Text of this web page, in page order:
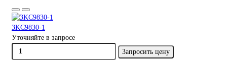
3KC9830-1
Уточняйте в запросе
Запросить цену